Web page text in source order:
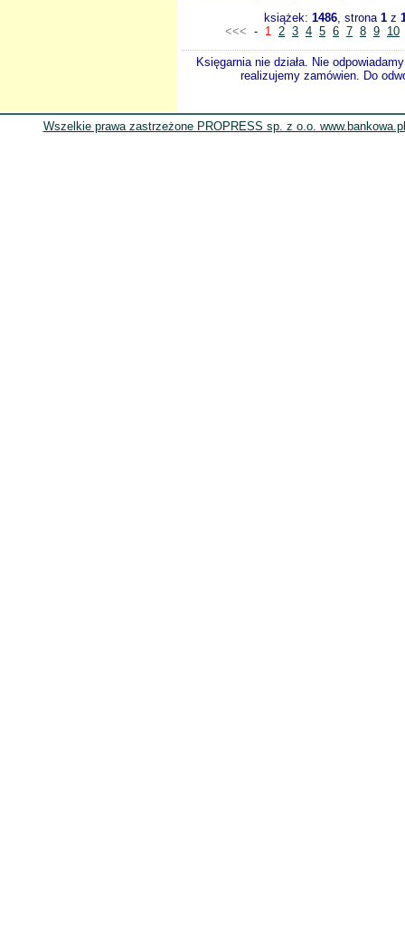
książek: 1486, strona 1 z
<<< - 1 2 3 4 5 6 7 8 9 10
Księgarnia nie działa. Nie
realizujemy zamówien. Do
Wszelkie prawa zastrzeżone PROPRESS sp. z o.o.